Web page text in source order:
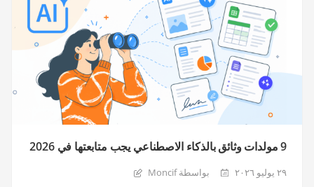
9 مولدات وثائق بالذكاء الاصطناعي يجب متابعتها في 2026
٢٩ يوليو ٢٠٢٦ بواسطة Moncif